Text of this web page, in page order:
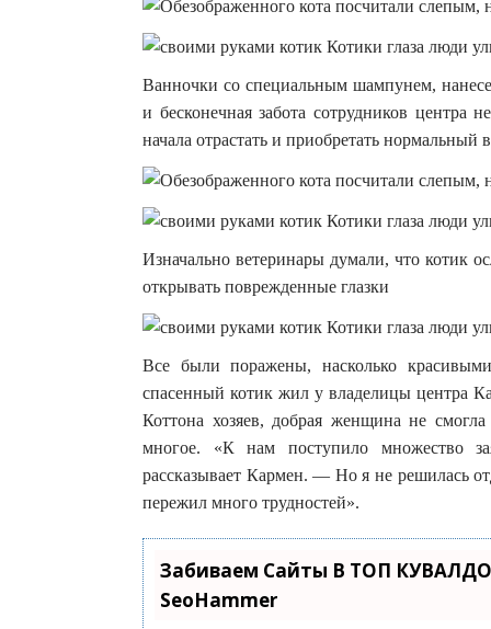
Ванночки со специальным шампунем,
и бесконечная забота сотрудников центра
начала отрастать и приобретать нормальный
Изначально ветеринары думали, что котик
открывать поврежденные глазки
Все были поражены, насколько
спасенный котик жил у владелицы центра
Коттона хозяев, добрая женщина не
многое. «К нам поступило множество
рассказывает Кармен. — Но я не решилась
пережил много трудностей».
Забиваем Сайты В ТОП
SeoHammer